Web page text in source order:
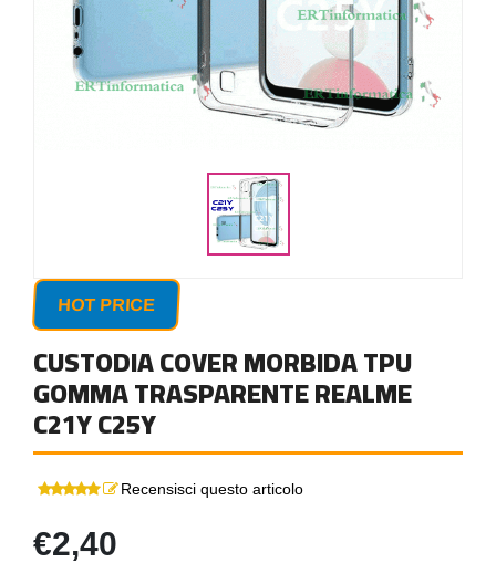
HOT PRICE
CUSTODIA COVER MORBIDA TPU
GOMMA TRASPARENTE REALME
C21Y C25Y
Recensisci questo articolo
€2,40